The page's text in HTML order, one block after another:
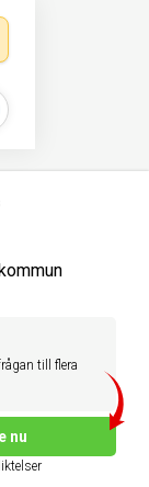
till flera
nu